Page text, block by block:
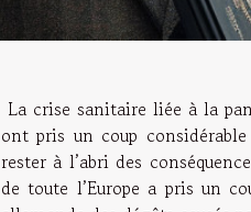
La crise sanitaire liée à la
ont pris un coup
rester à l’abri des
de toute l’Europe a pris un